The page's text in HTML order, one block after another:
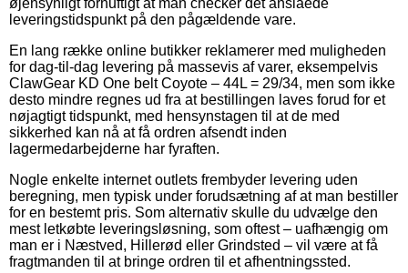
leveringstidspunkt på den pågældende vare.
En lang række online butikker reklamerer med muligheden
for dag-til-dag levering på massevis af varer, eksempelvis
ClawGear KD One belt Coyote – 44L = 29/34, men som ikke
desto mindre regnes ud fra at bestillingen laves forud for et
nøjagtigt tidspunkt, med hensynstagen til at de med
sikkerhed kan nå at få ordren afsendt inden
lagermedarbejderne har fyraften.
Nogle enkelte internet outlets frembyder levering uden
beregning, men typisk under forudsætning af at man bestiller
for en bestemt pris. Som alternativ skulle du udvælge den
mest letkøbte leveringsløsning, som oftest – uafhængig om
man er i Næstved, Hillerød eller Grindsted – vil være at få
fragtmanden til at bringe ordren til et afhentningssted.